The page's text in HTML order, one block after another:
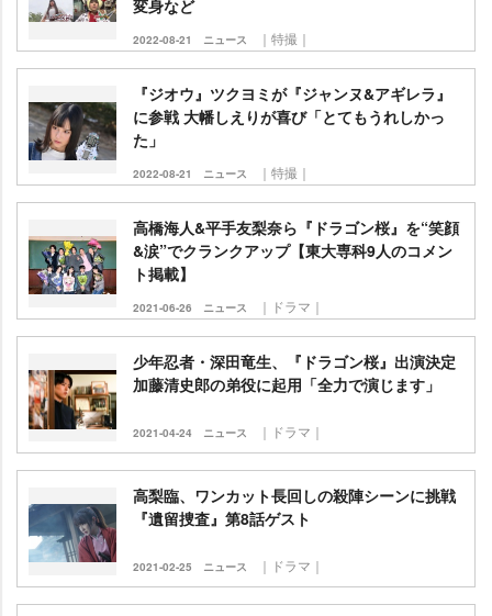
変身など
2022-08-21 ニュース ｜特撮｜
『ジオウ』ツクヨミが『ジャンヌ&アギレラ』
に参戦 大幡しえりが喜び「とてもうれしかっ
た」
2022-08-21 ニュース ｜特撮｜
高橋海人&平手友梨奈ら『ドラゴン桜』を“笑顔
&涙”でクランクアップ【東大専科9人のコメン
ト掲載】
2021-06-26 ニュース ｜ドラマ｜
少年忍者・深田竜生、『ドラゴン桜』出演決定
加藤清史郎の弟役に起用「全力で演じます」
2021-04-24 ニュース ｜ドラマ｜
高梨臨、ワンカット長回しの殺陣シーンに挑戦
『遺留捜査』第8話ゲスト
2021-02-25 ニュース ｜ドラマ｜